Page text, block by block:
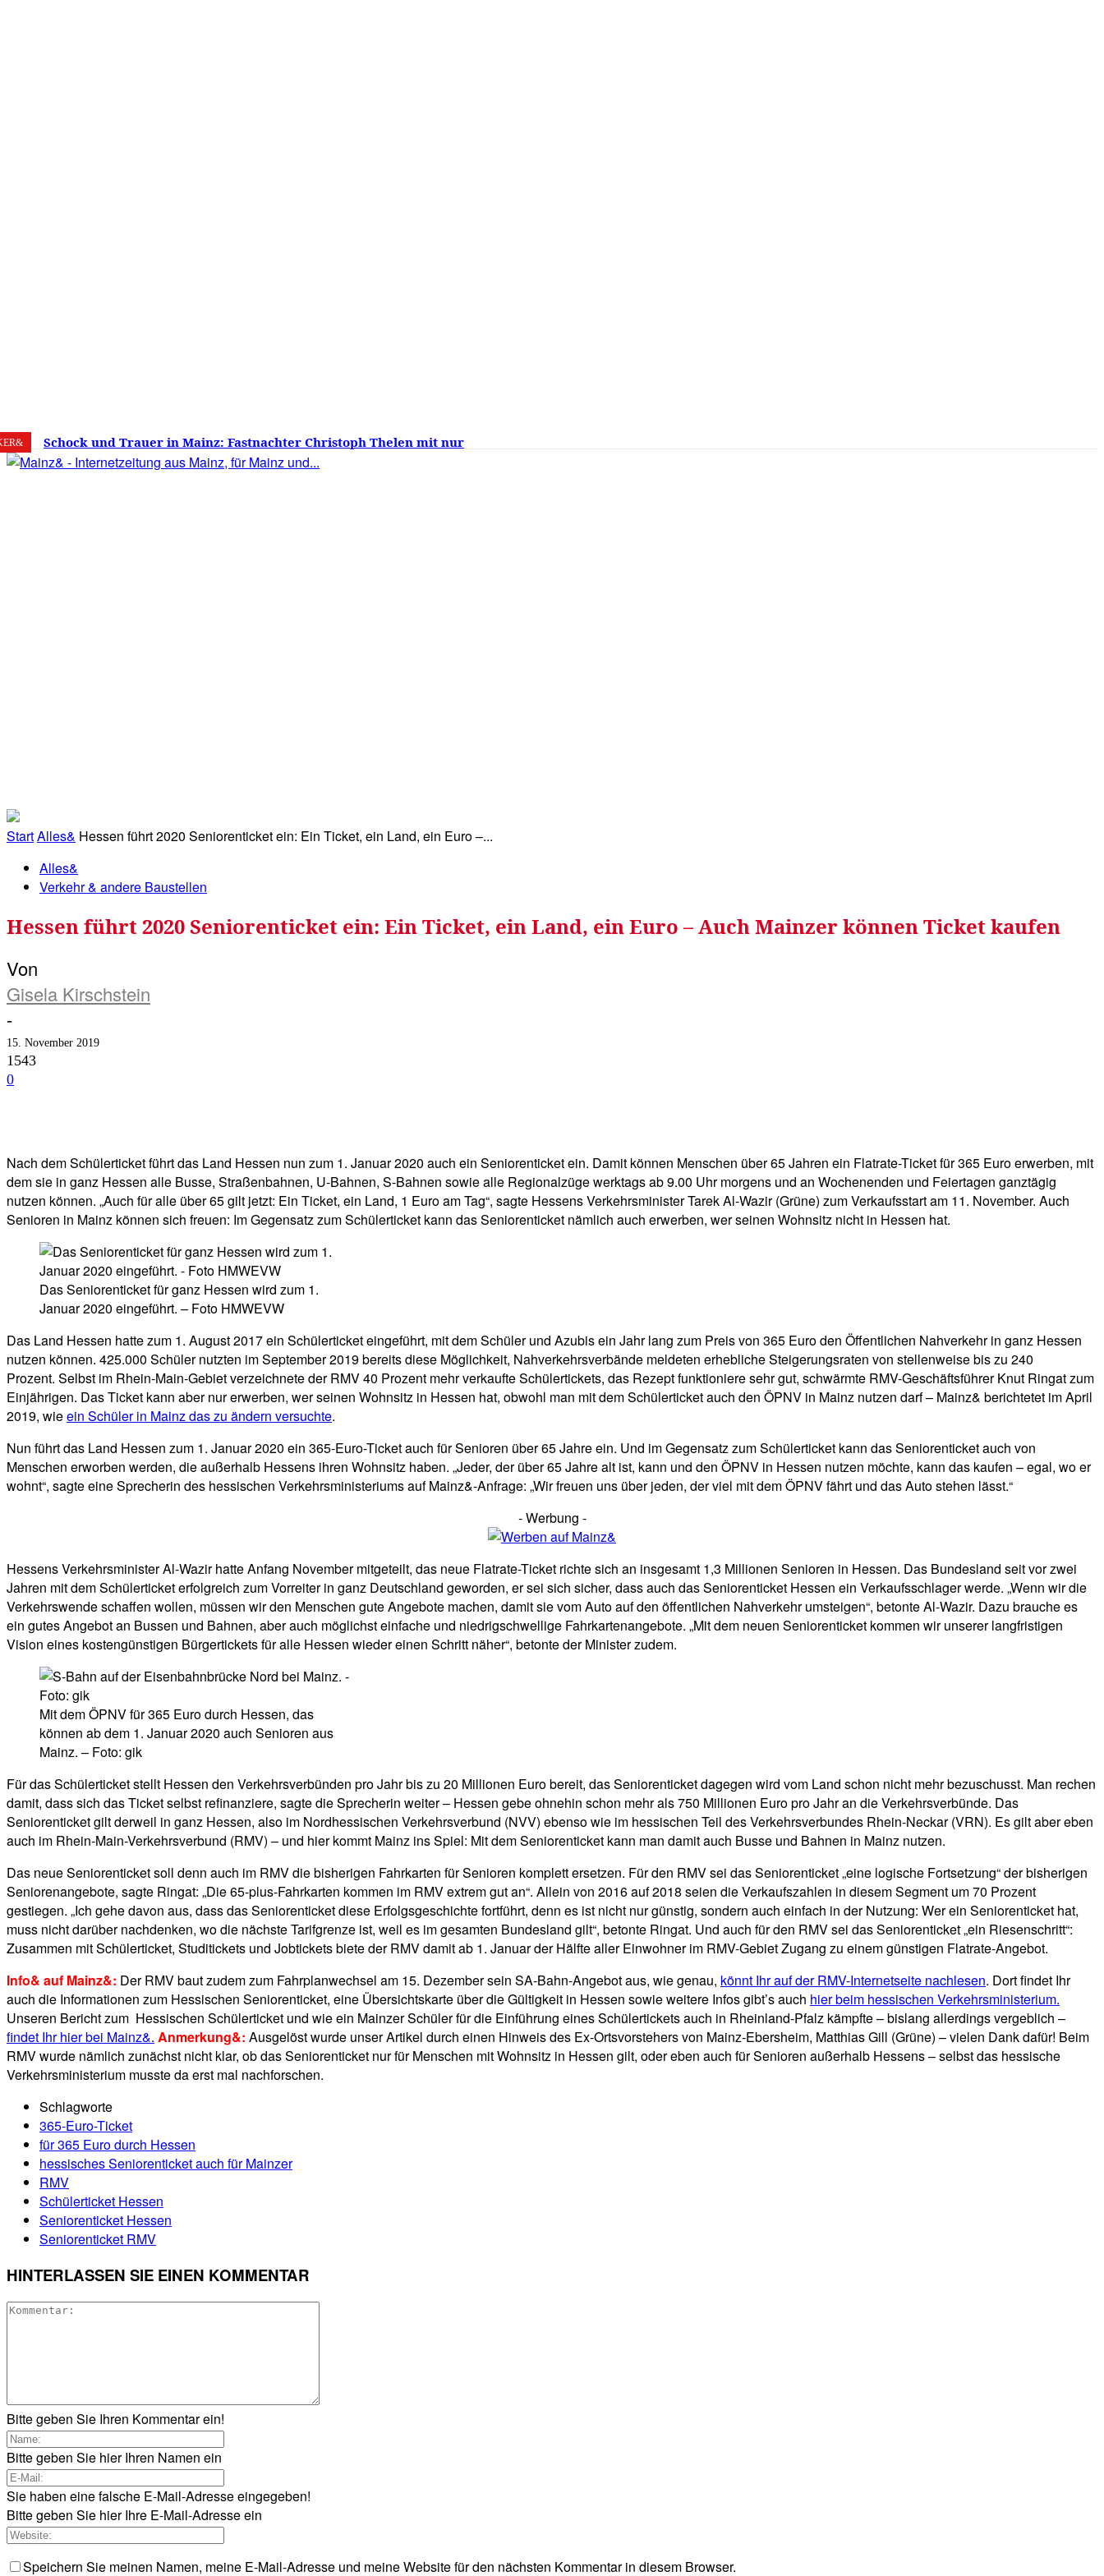
6. August 2026 26.2 Mainz
Schock und Trauer in Mainz: Fastnachter Christoph Thelen mit nur
60 Jahren gestorben – Was ist die Fastnacht ohne…?
StartAlles& Hessen führt 2020 Seniorenticket ein: Ein Ticket, ein Land, ein Euro –...
Alles&
Verkehr & andere Baustellen
Hessen führt 2020 Seniorenticket ein: Ein Ticket, ein Land, ein Euro – Auch Mainzer können Ticket kaufen
Von
Gisela Kirschstein
-
15. November 2019
1543
0
Nach dem Schülerticket führt das Land Hessen nun zum 1. Januar 2020 auch ein Seniorenticket ein. Damit können Menschen über 65 Jahren ein Flatrate-Ticket für 365 Euro erwerben, mit
dem sie in ganz Hessen alle Busse, Straßenbahnen, U-Bahnen, S-Bahnen sowie alle Regionalzüge werktags ab 9.00 Uhr morgens und an Wochenenden und Feiertagen ganztägig
nutzen können. „Auch für alle über 65 gilt jetzt: Ein Ticket, ein Land, 1 Euro am Tag“, sagte Hessens Verkehrsminister Tarek Al-Wazir (Grüne) zum Verkaufsstart am 11. November. Auch
Senioren in Mainz können sich freuen: Im Gegensatz zum Schülerticket kann das Seniorenticket nämlich auch erwerben, wer seinen Wohnsitz nicht in Hessen hat.
Das Seniorenticket für ganz Hessen wird zum 1.
Januar 2020 eingeführt. – Foto HMWEVW
Das Land Hessen hatte zum 1. August 2017 ein Schülerticket eingeführt, mit dem Schüler und Azubis ein Jahr lang zum Preis von 365 Euro den Öffentlichen Nahverkehr in ganz Hessen
nutzen können. 425.000 Schüler nutzten im September 2019 bereits diese Möglichkeit, Nahverkehrsverbände meldeten erhebliche Steigerungsraten von stellenweise bis zu 240
Prozent. Selbst im Rhein-Main-Gebiet verzeichnete der RMV 40 Prozent mehr verkaufte Schülertickets, das Rezept funktioniere sehr gut, schwärmte RMV-Geschäftsführer Knut Ringat zum
Einjährigen. Das Ticket kann aber nur erwerben, wer seinen Wohnsitz in Hessen hat, obwohl man mit dem Schülerticket auch den ÖPNV in Mainz nutzen darf – Mainz& berichtetet im April
2019, wieein Schüler in Mainz das zu ändern versuchte.
Nun führt das Land Hessen zum 1. Januar 2020 ein 365-Euro-Ticket auch für Senioren über 65 Jahre ein. Und im Gegensatz zum Schülerticket kann das Seniorenticket auch von
Menschen erworben werden, die außerhalb Hessens ihren Wohnsitz haben. „Jeder, der über 65 Jahre alt ist, kann und den ÖPNV in Hessen nutzen möchte, kann das kaufen – egal, wo er
wohnt“, sagte eine Sprecherin des hessischen Verkehrsministeriums auf Mainz&-Anfrage: „Wir freuen uns über jeden, der viel mit dem ÖPNV fährt und das Auto stehen lässt.“
- Werbung -
Hessens Verkehrsminister Al-Wazir hatte Anfang November mitgeteilt, das neue Flatrate-Ticket richte sich an insgesamt 1,3 Millionen Senioren in Hessen. Das Bundesland seit vor zwei
Jahren mit dem Schülerticket erfolgreich zum Vorreiter in ganz Deutschland geworden, er sei sich sicher, dass auch das Seniorenticket Hessen ein Verkaufsschlager werde. „Wenn wir die
Verkehrswende schaffen wollen, müssen wir den Menschen gute Angebote machen, damit sie vom Auto auf den öffentlichen Nahverkehr umsteigen“, betonte Al-Wazir. Dazu brauche es
ein gutes Angebot an Bussen und Bahnen, aber auch möglichst einfache und niedrigschwellige Fahrkartenangebote. „Mit dem neuen Seniorenticket kommen wir unserer langfristigen
Vision eines kostengünstigen Bürgertickets für alle Hessen wieder einen Schritt näher“, betonte der Minister zudem.
Mit dem ÖPNV für 365 Euro durch Hessen, das
können ab dem 1. Januar 2020 auch Senioren aus
Mainz. – Foto: gik
Für das Schülerticket stellt Hessen den Verkehrsverbünden pro Jahr bis zu 20 Millionen Euro bereit, das Seniorenticket dagegen wird vom Land schon nicht mehr bezuschusst. Man rechen
damit, dass sich das Ticket selbst refinanziere, sagte die Sprecherin weiter – Hessen gebe ohnehin schon mehr als 750 Millionen Euro pro Jahr an die Verkehrsverbünde. Das
Seniorenticket gilt derweil in ganz Hessen, also im Nordhessischen Verkehrsverbund (NVV) ebenso wie im hessischen Teil des Verkehrsverbundes Rhein-Neckar (VRN). Es gilt aber eben
auch im Rhein-Main-Verkehrsverbund (RMV) – und hier kommt Mainz ins Spiel: Mit dem Seniorenticket kann man damit auch Busse und Bahnen in Mainz nutzen.
Das neue Seniorenticket soll denn auch im RMV die bisherigen Fahrkarten für Senioren komplett ersetzen. Für den RMV sei das Seniorenticket „eine logische Fortsetzung“ der bisherigen
Seniorenangebote, sagte Ringat: „Die 65-plus-Fahrkarten kommen im RMV extrem gut an“. Allein von 2016 auf 2018 seien die Verkaufszahlen in diesem Segment um 70 Prozent
gestiegen. „Ich gehe davon aus, dass das Seniorenticket diese Erfolgsgeschichte fortführt, denn es ist nicht nur günstig, sondern auch einfach in der Nutzung: Wer ein Seniorenticket hat,
muss nicht darüber nachdenken, wo die nächste Tarifgrenze ist, weil es im gesamten Bundesland gilt“, betonte Ringat. Und auch für den RMV sei das Seniorenticket „ein Riesenschritt“:
Zusammen mit Schülerticket, Studitickets und Jobtickets biete der RMV damit ab 1. Januar der Hälfte aller Einwohner im RMV-Gebiet Zugang zu einem günstigen Flatrate-Angebot.
Info& auf Mainz&: Der RMV baut zudem zum Fahrplanwechsel am 15. Dezember sein SA-Bahn-Angebot aus, wie genau, könnt Ihr auf der RMV-Internetseite nachlesen. Dort findet Ihr
auch die Informationen zum Hessischen Seniorenticket, eine Übersichtskarte über die Gültigkeit in Hessen sowie weitere Infos gibt’s auch hier beim hessischen Verkehrsministerium.
Unseren Bericht zum Hessischen Schülerticket und wie ein Mainzer Schüler für die Einführung eines Schülertickets auch in Rheinland-Pfalz kämpfte – bislang allerdings vergeblich –
findet Ihr hier bei Mainz&. Anmerkung&: Ausgelöst wurde unser Artikel durch einen Hinweis des Ex-Ortsvorstehers von Mainz-Ebersheim, Matthias Gill (Grüne) – vielen Dank dafür! Beim
RMV wurde nämlich zunächst nicht klar, ob das Seniorenticket nur für Menschen mit Wohnsitz in Hessen gilt, oder eben auch für Senioren außerhalb Hessens – selbst das hessische
Verkehrsministerium musste da erst mal nachforschen.
Schlagworte
365-Euro-Ticket
für 365 Euro durch Hessen
hessisches Seniorenticket auch für Mainzer
RMV
Schülerticket Hessen
Seniorenticket Hessen
Seniorenticket RMV
HINTERLASSEN SIE EINEN KOMMENTAR
Bitte geben Sie Ihren Kommentar ein!
Bitte geben Sie hier Ihren Namen ein
Sie haben eine falsche E-Mail-Adresse eingegeben!
Bitte geben Sie hier Ihre E-Mail-Adresse ein
Speichern Sie meinen Namen, meine E-Mail-Adresse und meine Website für den nächsten Kommentar in diesem Browser.